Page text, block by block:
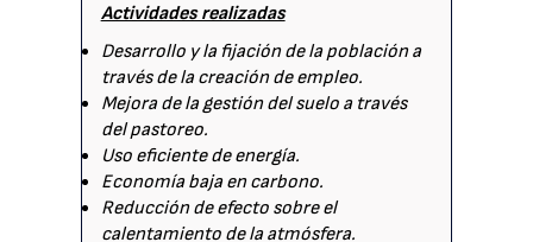
Actividades realizadas
Desarrollo y la fijación de la población a
través de la creación de empleo.
Mejora de la gestión del suelo a través
del pastoreo.
Uso eficiente de energía.
Economía baja en carbono.
Reducción de efecto sobre el
calentamiento de la atmósfera.